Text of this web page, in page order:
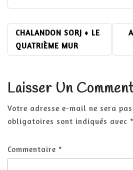
NAVIGATION
DE
L’ARTICLE
CHALANDON SORJ ♦ LE
QUATRIÈME MUR
Laisser Un
Votre adresse e-mail ne sera
obligatoires sont indiqués avec *
Commentaire *